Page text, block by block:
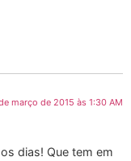
março de 2015 às 1:30 AM
dias! Que tem em